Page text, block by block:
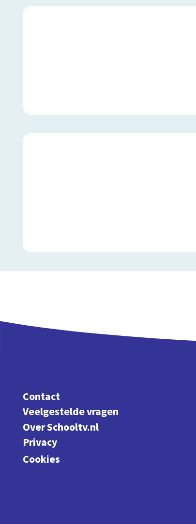
Contact
Veelgestelde vragen
Over Schooltv.nl
Privacy
Cookies